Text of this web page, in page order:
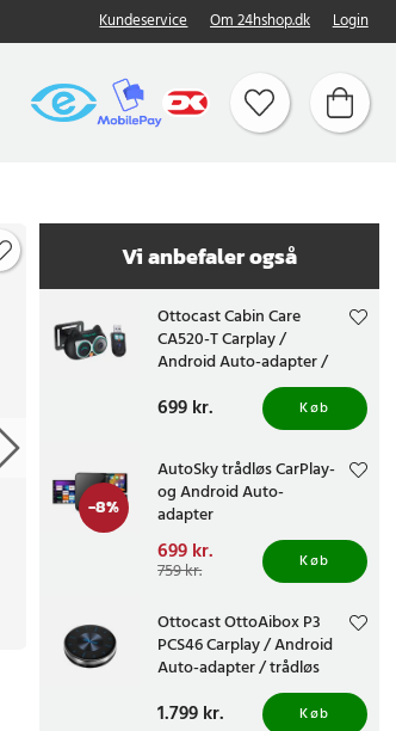
Kundeservice Om 24hshop.dk Login
Vi anbefaler også
Ottocast Cabin Care
CA520-T Carplay /
Android Auto-adapter /
trådløs CarPlay-adapter
Pris:699 kr.
699 kr. Køb
-8%
AutoSky trådløs CarPlay-
og Android Auto-
adapter
Nuværende pris:
699 kr. Tidligere pris:759 kr.
699 kr.
759 kr. Køb
Ottocast OttoAibox P3
PCS46 Carplay / Android
Auto-adapter / trådløs
CarPlay-adapter
Pris:1.799 kr.
1.799 kr. Køb